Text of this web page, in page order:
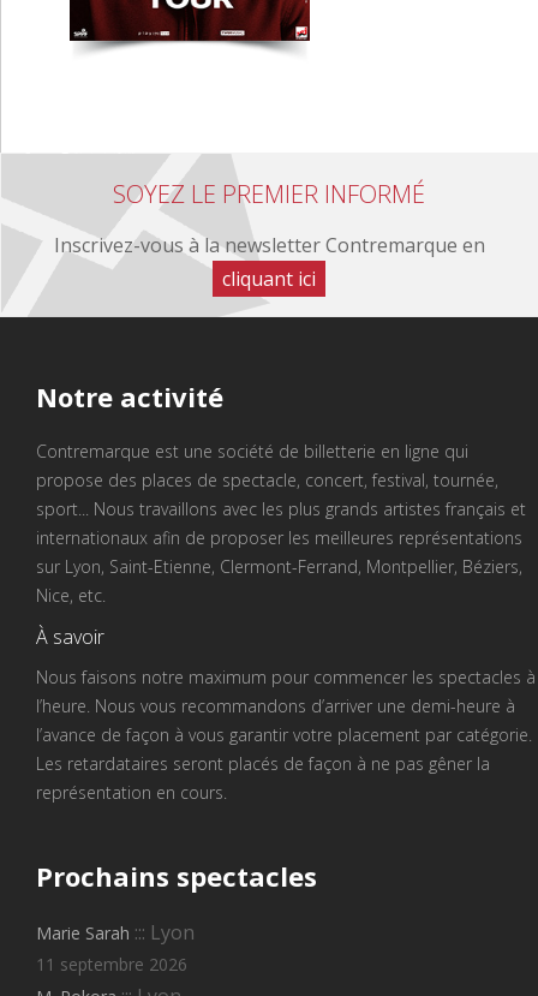
SOYEZ LE PREMIER INFORMÉ
Inscrivez-vous à la newsletter Contremarque en
cliquant ici
Notre activité
Contremarque est une société de billetterie en ligne qui
propose des places de spectacle, concert, festival, tournée,
sport... Nous travaillons avec les plus grands artistes français et
internationaux afin de proposer les meilleures représentations
sur Lyon, Saint-Etienne, Clermont-Ferrand, Montpellier, Béziers,
Nice, etc.
À savoir
Nous faisons notre maximum pour commencer les spectacles à
l’heure. Nous vous recommandons d’arriver une demi-heure à
l’avance de façon à vous garantir votre placement par catégorie.
Les retardataires seront placés de façon à ne pas gêner la
représentation en cours.
Prochains spectacles
Marie Sarah ::: Lyon
11 septembre 2026